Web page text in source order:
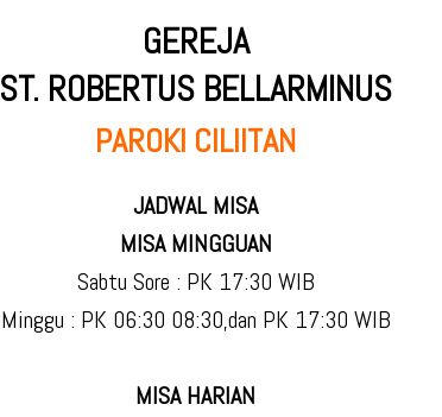
GEREJA
ST. ROBERTUS BELLARMINUS
PAROKI CILIITAN
JADWAL MISA
MISA MINGGUAN
Sabtu Sore : PK 17:30 WIB
Minggu : PK 06:30 08:30,dan PK 17:30 WIB
MISA HARIAN